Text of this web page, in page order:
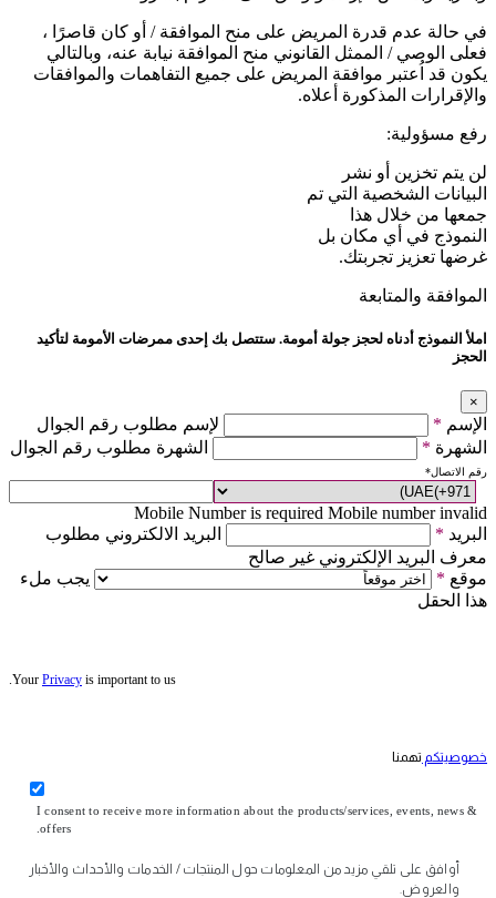
في حالة عدم قدرة المريض على منح الموافقة / أو كان قاصرًا ،
فعلى الوصي / الممثل القانوني منح الموافقة نيابة عنه، وبالتالي
يكون قد اُعتبر موافقة المريض على جميع التفاهمات والموافقات
والإقرارات المذكورة أعلاه.
رفع مسؤولية:
لن يتم تخزين أو نشر
البيانات الشخصية التي تم
جمعها من خلال هذا
النموذج في أي مكان بل
غرضها تعزيز تجربتك.
الموافقة والمتابعة
املأ النموذج أدناه لحجز جولة أمومة. ستتصل بك إحدى ممرضات الأمومة لتأكيد
الحجز
×
الإسم *
لإسم مطلوب رقم الجوال
الشهرة * الشهرة مطلوب رقم الجوال
رقم الاتصال*
Mobile Number is required Mobile number invalid
البريد *
البريد الالكتروني مطلوب
معرف البريد الإلكتروني غير صالح
موقع *
يجب ملء
هذا الحقل
Your Privacy is important to us.
خصوصيتكم تهمنا
I consent to receive more information about the products/services, events, news &
offers.
أوافق على تلقي مزيد من المعلومات حول المنتجات / الخدمات والأحداث والأخبار
والعروض.